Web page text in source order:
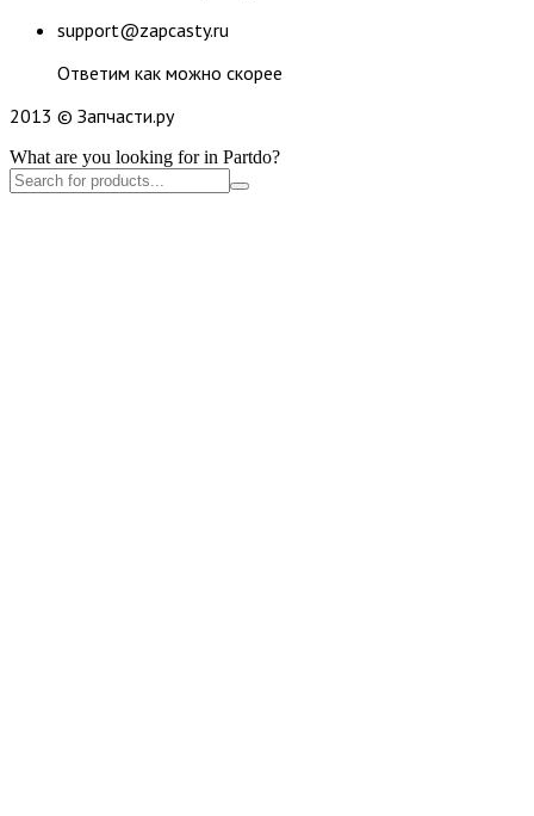
support@zapcasty.ru
Ответим как можно скорее
2013 © Запчасти.ру
What are you looking for in Partdo?